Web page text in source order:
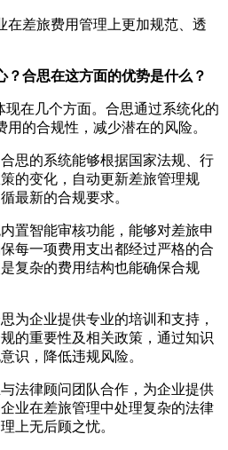
在差旅费用管理上更加规范、透
？合思在这方面的优势是什么？
现在几个方面。合思通过系统化的
的合规性，减少潜在的风险。
合思的系统能够根据国家法规、行
的变化，自动更新差旅管理规
最新的合规要求。
内置智能审核功能，能够对差旅申
每一项费用支出都经过严格的合
复杂的费用结构也能确保合规
为企业提供专业的培训和支持，
的重要性及相关政策，通过知识
识，降低违规风险。
与法律顾问团队合作，为企业提供
业在差旅管理中处理复杂的法律
上无后顾之忧。